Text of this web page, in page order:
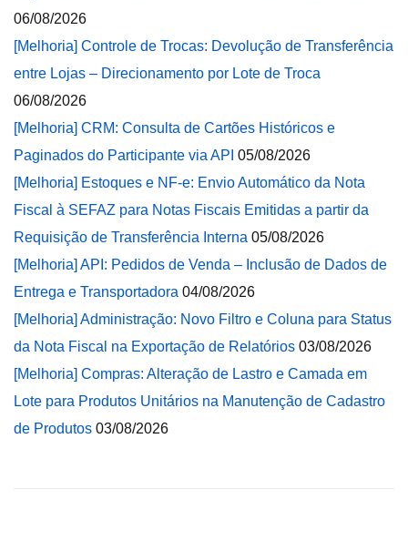
06/08/2026
[Melhoria] Controle de Trocas: Devolução de Transferência
entre Lojas – Direcionamento por Lote de Troca
06/08/2026
[Melhoria] CRM: Consulta de Cartões Históricos e
Paginados do Participante via API 05/08/2026
[Melhoria] Estoques e NF-e: Envio Automático da Nota
Fiscal à SEFAZ para Notas Fiscais Emitidas a partir da
Requisição de Transferência Interna 05/08/2026
[Melhoria] API: Pedidos de Venda – Inclusão de Dados de
Entrega e Transportadora 04/08/2026
[Melhoria] Administração: Novo Filtro e Coluna para Status
da Nota Fiscal na Exportação de Relatórios 03/08/2026
[Melhoria] Compras: Alteração de Lastro e Camada em
Lote para Produtos Unitários na Manutenção de Cadastro
de Produtos 03/08/2026